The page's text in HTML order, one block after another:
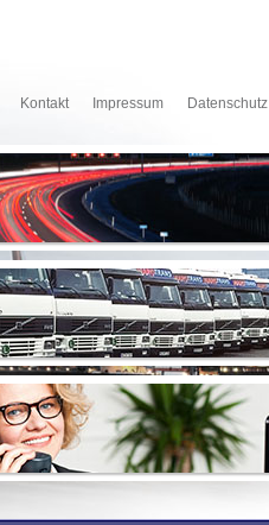
Kontakt Impressum Datenschutz